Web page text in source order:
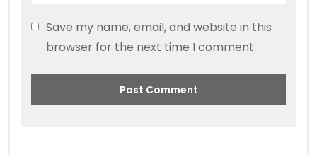
Save my name, email, and website in this
browser for the next time I comment.